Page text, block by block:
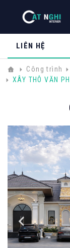
LIÊN HỆ
Công trình
XÂY THÔ VĂN